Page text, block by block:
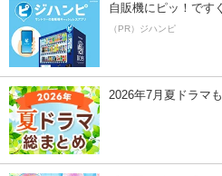
自販機にピッ！です
（PR）ジハンピ
2026年7月夏ドラマ